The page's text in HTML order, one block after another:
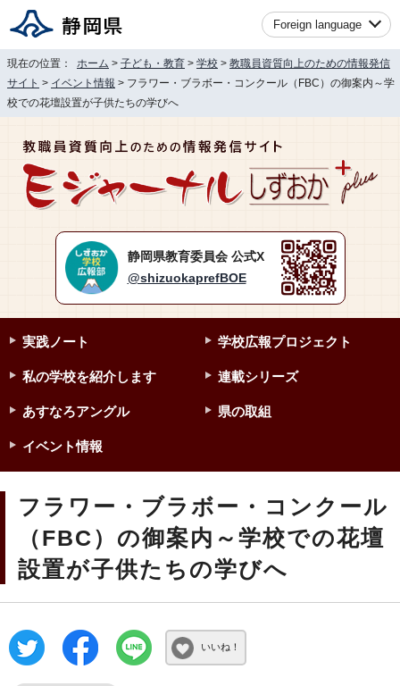
Foreign language
現在の位置： ホーム > 子ども・教育 > 学校 > 教職員資質向上のための情報発信
サイト > イベント情報 > フラワー・ブラボー・コンクール（FBC）の御案内～学
校での花壇設置が子供たちの学びへ
静岡県教育委員会 公式X
@shizuokaprefBOE
実践ノート 学校広報プロジェクト
私の学校を紹介します 連載シリーズ
あすなろアングル 県の取組
イベント情報
フラワー・ブラボー・コンクール
（FBC）の御案内～学校での花壇
設置が子供たちの学びへ
いいね！